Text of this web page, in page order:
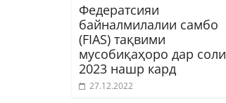
Федератсияи
байналмилалии самбо
(FIAS) тақвими
мусобиқаҳоро дар соли
2023 нашр кард
27.12.2022